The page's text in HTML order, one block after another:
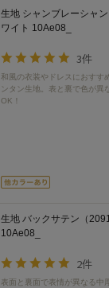
生地 シャンブレーシャ
ワイト 10Ae08_
3件
和風の衣装やドレスにおすす
ンタン生地。表と裏で色が異
OK！
生地 バックサテン（
10Ae08_
2件
表面と裏面で表情が異なる中